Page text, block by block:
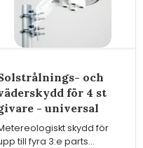
och
för 4 st
- universal
skydd för
till fyra 3:e parts